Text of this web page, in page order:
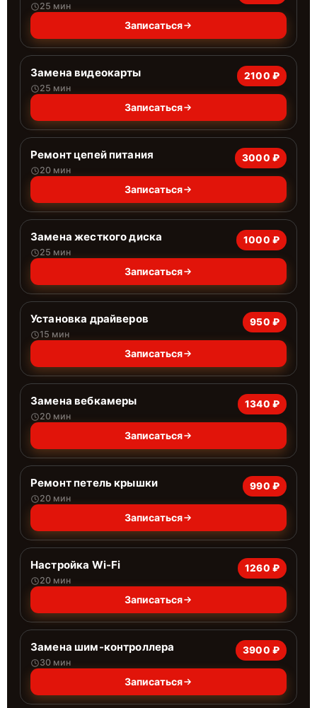
25 мин
Записаться
Замена видеокарты
25 мин
2100 ₽
Записаться
Ремонт цепей питания
20 мин
3000 ₽
Записаться
Замена жесткого диска
25 мин
1000 ₽
Записаться
Установка драйверов
15 мин
950 ₽
Записаться
Замена вебкамеры
20 мин
1340 ₽
Записаться
Ремонт петель крышки
20 мин
990 ₽
Записаться
Настройка Wi-Fi
20 мин
1260 ₽
Записаться
Замена шим-контроллера
30 мин
3900 ₽
Записаться